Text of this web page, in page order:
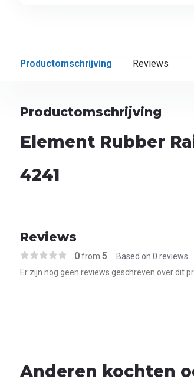
Productomschrijving Reviews
Productomschrijving
Element Rubber
4241
Reviews
0from 5 Based on 0 reviews
Er zijn nog geen reviews geschreven over dit
Anderen kochten